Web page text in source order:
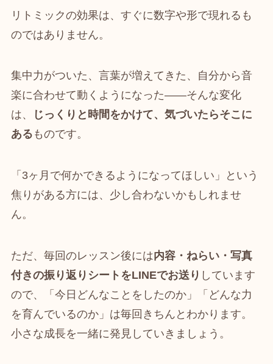
リトミックの効果は、すぐに数字や形で現れるも
のではありません。
集中力がついた、言葉が増えてきた、自分から音
楽に合わせて動くようになった――そんな変化
は、
じっくりと時間をかけて、気づいたらそこに
ある ものです。
「3ヶ月で何かできるようになってほしい」という
焦りがある方には、少し合わないかもしれませ
ん。
ただ、毎回のレッスン後には内容・ねらい・写真
付きの振り返りシートをLINEでお送り しています
ので、「今日どんなことをしたのか」「どんな力
を育んでいるのか」は毎回きちんとわかります。
小さな成長を一緒に発見していきましょう。